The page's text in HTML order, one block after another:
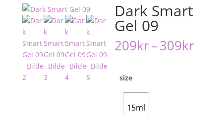
Dark Smart
Gel 09
209kr–309kr
size
15ml